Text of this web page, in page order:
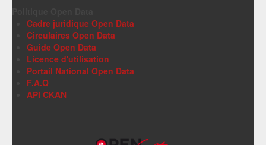
Cadre juridique Open Data
Circulaires Open Data
Guide Open Data
Licence d'utilisation
Portail National Open Data
F.A.Q
API CKAN